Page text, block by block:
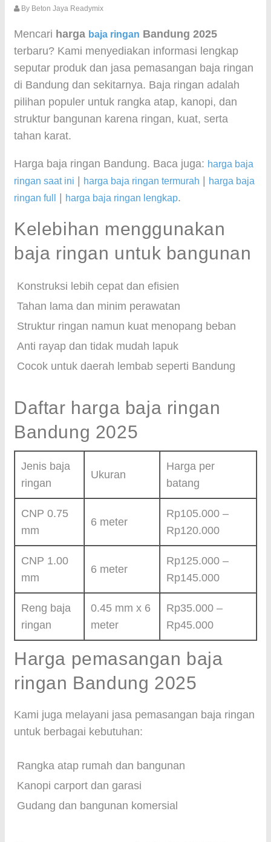
By Beton Jaya Readymix
Mencari harga baja ringan Bandung 2025
terbaru? Kami menyediakan informasi lengkap
seputar produk dan jasa pemasangan baja ringan
di Bandung dan sekitarnya. Baja ringan adalah
pilihan populer untuk rangka atap, kanopi, dan
struktur bangunan karena ringan, kuat, serta
tahan karat.
Harga baja ringan Bandung. Baca juga: harga baja
ringan saat ini
harga baja ringan termurah
harga baja
ringan full
harga baja ringan lengkap.
Kelebihan menggunakan
baja ringan untuk bangunan
Konstruksi lebih cepat dan efisien
Tahan lama dan minim perawatan
Struktur ringan namun kuat menopang beban
Anti rayap dan tidak mudah lapuk
Cocok untuk daerah lembab seperti Bandung
Daftar harga baja ringan
Bandung 2025
Jenis baja
ringan
Ukuran
Harga per
batang
CNP 0.75
mm
6 meter
Rp105.000 –
Rp120.000
CNP 1.00
mm
6 meter
Rp125.000 –
Rp145.000
Reng baja
ringan
0.45 mm x 6
meter
Rp35.000 –
Rp45.000
Harga pemasangan baja
ringan Bandung 2025
Kami juga melayani jasa pemasangan baja ringan
untuk berbagai kebutuhan:
Rangka atap rumah dan bangunan
Kanopi carport dan garasi
Gudang dan bangunan komersial